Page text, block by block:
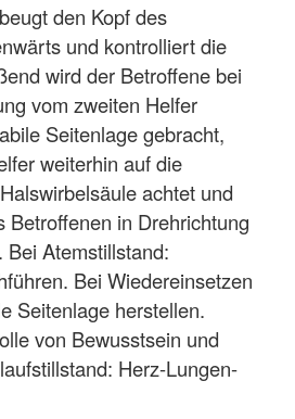
den Kopf des
und kontrolliert die
wird der Betroffene bei
vom zweiten Helfer
Seitenlage gebracht,
weiterhin auf die
achtet und
Betroffenen in Drehrichtung
Atemstillstand:
Bei Wiedereinsetzen
Seitenlage herstellen.
von Bewusstsein und
Herz-Lungen-